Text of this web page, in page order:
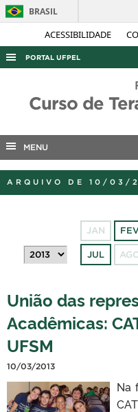
ACESSIBILIDADE
BRASIL
PORTAL UFPEL
AUDITORIA
CONCURSOS
PORTARIAS
Curso de
MENU
ARQUIVO DE 10/03/
JAN
JUL
União das
Acadêmicas:
UFSM
10/03/2013
Na